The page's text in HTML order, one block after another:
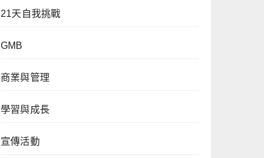
21天自我挑戰
GMB
商業與管理
學習與成長
宣傳活動